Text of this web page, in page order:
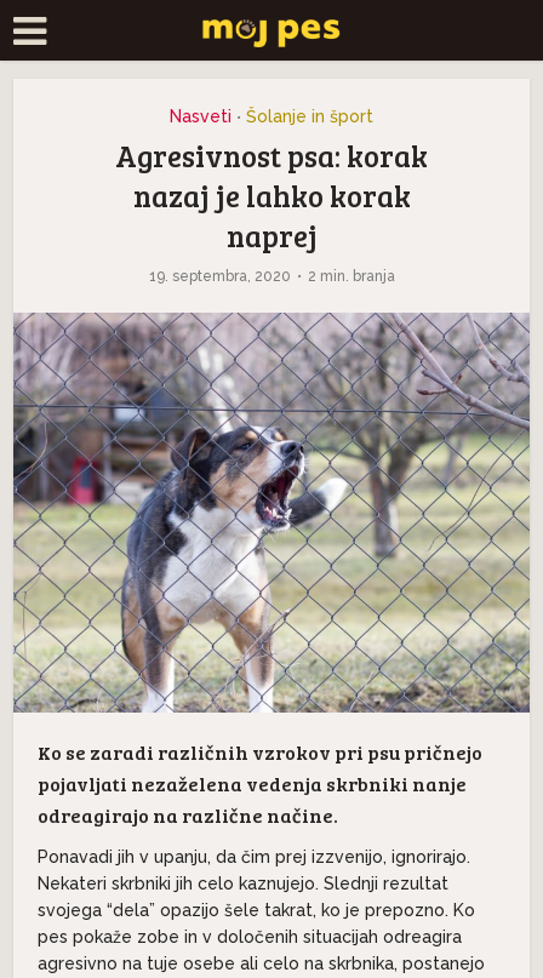
Nasveti • Šolanje in šport
Agresivnost psa: korak
nazaj je lahko korak
naprej
19. septembra, 2020 2 min. branja
Ko se zaradi različnih vzrokov pri psu pričnejo
pojavljati nezaželena vedenja skrbniki nanje
odreagirajo na različne načine.
Ponavadi jih v upanju, da čim prej izzvenijo, ignorirajo.
Nekateri skrbniki jih celo kaznujejo. Slednji rezultat
svojega “dela” opazijo šele takrat, ko je prepozno. Ko
pes pokaže zobe in v določenih situacijah odreagira
agresivno na tuje osebe ali celo na skrbnika, postanejo